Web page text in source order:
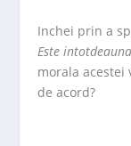
Inchei prin a
Este
morala acestei
de acord?